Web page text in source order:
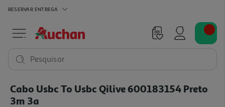
RESERVAR ENTREGA
Pesquisar
Cabo Usbc To Usbc Qilive 600183154 Preto
3m 3a